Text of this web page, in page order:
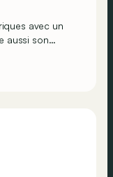
avec un
aussi son
nos routes en